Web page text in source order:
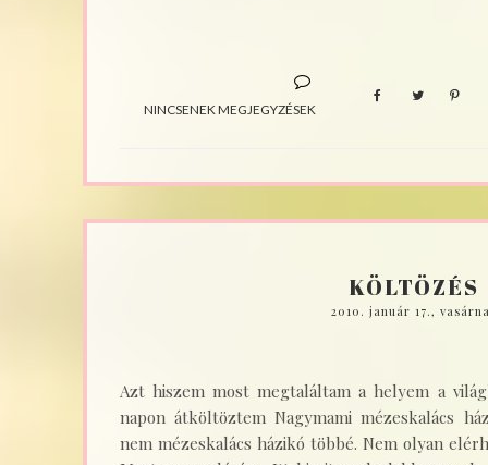
NINCSENEK MEGJEGYZÉSEK
KÖLTÖZÉS
2010. január 17.,
Azt hiszem most megtaláltam a helyem a
napon átköltöztem Nagymami mézeskalács
nem mézeskalács házikó többé. Nem olyan